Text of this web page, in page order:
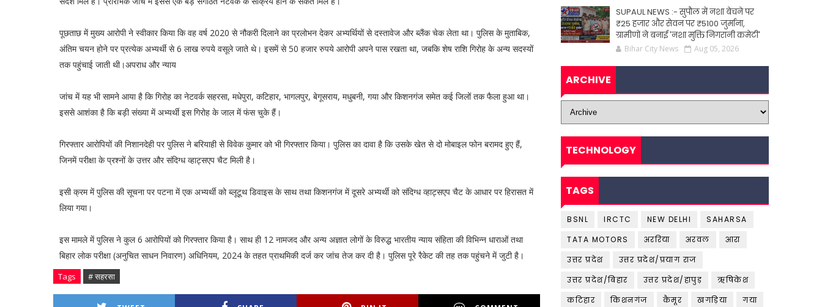
पूछताछ में मुख्य आरोपी ने स्वीकार किया कि वह वर्ष 2020 से नौकरी दिलाने का प्रलोभन देकर अभ्यर्थियों से दस्तावेज और ब्लैंक चेक लेता था। पुलिस के मुताबिक,
अंतिम चयन होने पर प्रत्येक अभ्यर्थी से 6 लाख रुपये वसूले जाते थे। इसमें से 50 हजार रुपये आरोपी अपने पास रखता था, जबकि शेष राशि गिरोह के अन्य सदस्यों
तक पहुंचाई जाती थी।अपराध और न्याय
जांच में यह भी सामने आया है कि गिरोह का नेटवर्क सहरसा, मधेपुरा, कटिहार, भागलपुर, बेगूसराय, मधुबनी, गया और किशनगंज समेत कई जिलों तक फैला हुआ था।
इससे आशंका है कि बड़ी संख्या में अभ्यर्थी इस गिरोह के जाल में फंस चुके हैं।
गिरफ्तार आरोपियों की निशानदेही पर पुलिस ने बरियाही से विवेक कुमार को भी गिरफ्तार किया। पुलिस का दावा है कि उसके खेत से दो मोबाइल फोन बरामद हुए हैं,
जिनमें परीक्षा के प्रश्नों के उत्तर और संदिग्ध व्हाट्सएप चैट मिली है।
इसी क्रम में पुलिस की सूचना पर पटना में एक अभ्यर्थी को ब्लूटूथ डिवाइस के साथ तथा किशनगंज में दूसरे अभ्यर्थी को संदिग्ध व्हाट्सएप चैट के आधार पर हिरासत में
लिया गया।
इस मामले में पुलिस ने कुल 6 आरोपियों को गिरफ्तार किया है। साथ ही 12 नामजद और अन्य अज्ञात लोगों के विरुद्ध भारतीय न्याय संहिता की विभिन्न धाराओं तथा
बिहार लोक परीक्षा (अनुचित साधन निवारण) अधिनियम, 2024 के तहत प्राथमिकी दर्ज कर जांच तेज कर दी है। पुलिस पूरे रैकेट की तह तक पहुंचने में जुटी है।
Tags # सहरसा
SUPAUL NEWS :- सुपौल में नशा बेचने पर
₹25 हजार और सेवन पर ₹5100 जुर्माना,
ग्रामीणों ने बनाई 'नशा मुक्ति निगरानी कमेटी'
Bihar City News Aug 05, 2026
ARCHIVE
TECHNOLOGY
TAGS
BSNL IRCTC NEW DELHI
SAHARSA
TATA MOTORS
अररिया अरवल
आरा
उत्तर प्रदेश
उत्तर प्रदेश/प्रयाग राज
उत्तर प्रदेश/बिहार
उत्तर प्रदेश/हापुड़
ऋषिकेश
कटिहार
किशनगंज कैमूर खगड़िया
गया